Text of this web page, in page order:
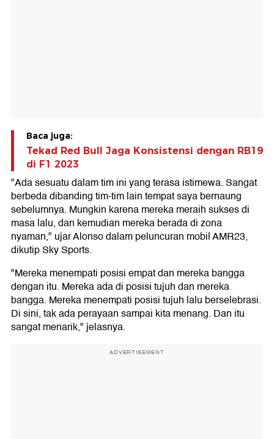
Baca juga:
Tekad Red Bull Jaga Konsistensi dengan RB19
di F1 2023
"Ada sesuatu dalam tim ini yang terasa istimewa. Sangat
berbeda dibanding tim-tim lain tempat saya bernaung
sebelumnya. Mungkin karena mereka meraih sukses di
masa lalu, dan kemudian mereka berada di zona
nyaman," ujar Alonso dalam peluncuran mobil AMR23,
dikutip Sky Sports.
"Mereka menempati posisi empat dan mereka bangga
dengan itu. Mereka ada di posisi tujuh dan mereka
bangga. Mereka menempati posisi tujuh lalu berselebrasi.
Di sini, tak ada perayaan sampai kita menang. Dan itu
sangat menarik," jelasnya.
ADVERTISEMENT